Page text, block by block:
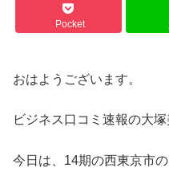
Pocket
おはようございます。
ビジネス口コミ速報の大塚
今日は、14期の西東京市